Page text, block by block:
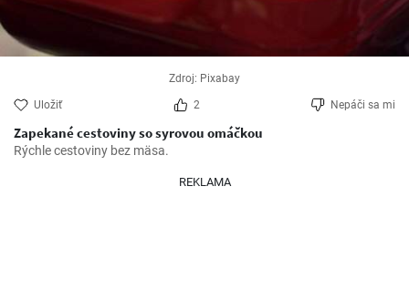
Zdroj: Pixabay
Uložiť 2 Nepáči sa mi
Zapekané cestoviny so syrovou omáčkou
Rýchle cestoviny bez mäsa.
REKLAMA